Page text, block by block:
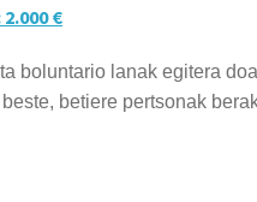
€
boluntario lanak egitera
betiere pertsonak